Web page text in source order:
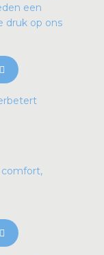
een
druk op ons